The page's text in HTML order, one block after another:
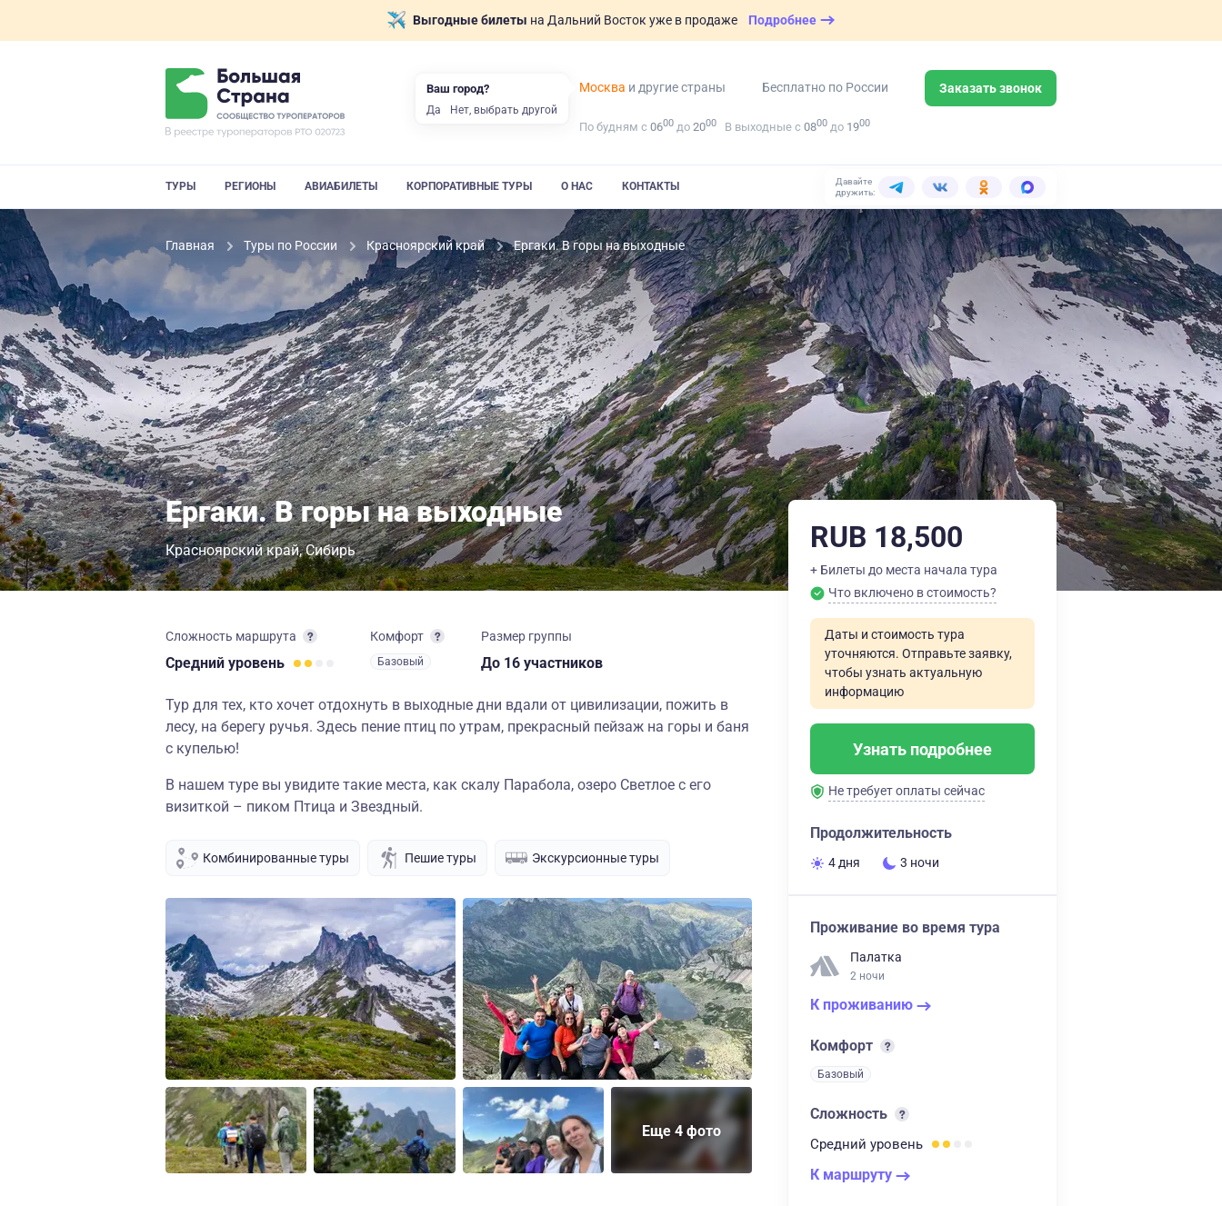
Выгодные билеты на Дальний Восток уже в продаже Подробнее
Москва и другие страны Бесплатно по России Заказать звонок
По будням с 0600 до 2000 В выходные с 0800 до 1900
ТУРЫ РЕГИОНЫ АВИАБИЛЕТЫ КОРПОРАТИВНЫЕ ТУРЫ О НАС КОНТАКТЫ
Давайте
дружить:
Главная Туры по России Красноярский край Ергаки. В горы на выходные
Ергаки. В горы на выходные
Красноярский край Сибирь
Сложность маршрута
Средний уровень
Комфорт
Базовый
Размер группы
до 16 участников
Тур для тех, кто хочет отдохнуть в выходные дни вдали от цивилизации, пожить в
лесу, на берегу ручья. Здесь пение птиц по утрам, прекрасный пейзаж на горы и баня
с купелью!
В нашем туре вы увидите такие места, как скалу Парабола, озеро Светлое с его
визиткой – пиком Птица и Звездный.
Комбинированные туры Пешие туры Экскурсионные туры
Еще 4 фото
RUB 18,500
+ Билеты до места начала тура
Что включено в стоимость?
Даты и стоимость тура
уточняются. Отправьте заявку,
чтобы узнать актуальную
информацию
Узнать подробнее
Не требует оплаты сейчас
Продолжительность
4 дня 3 ночи
Проживание во время тура
Палатка
2 ночи
К проживанию
Комфорт
Базовый
Сложность
Средний уровень
К маршруту
Ваш город?
Да Нет, выбрать другой